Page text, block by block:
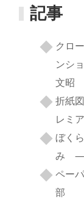
記事
クロ
ンシ
文昭
折紙
レミ
ぼく
み ―
ペー
部